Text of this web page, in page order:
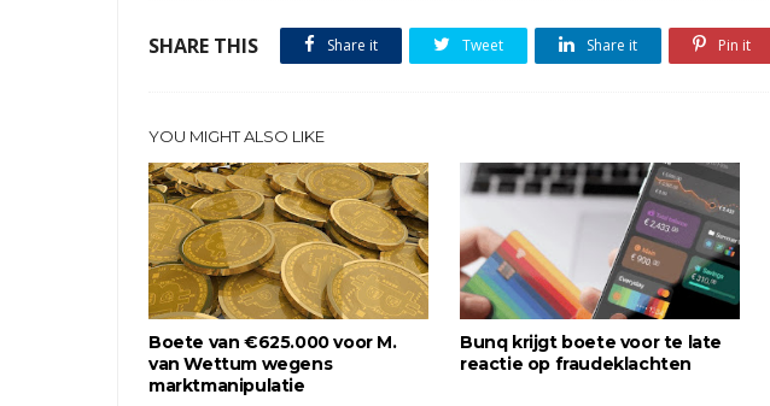
SHARE THIS Share it Tweet Share it Pin it
YOU MIGHT ALSO LIKE
Boete van €625.000 voor M.
van Wettum wegens
marktmanipulatie
Bunq krijgt boete voor te late
reactie op fraudeklachten